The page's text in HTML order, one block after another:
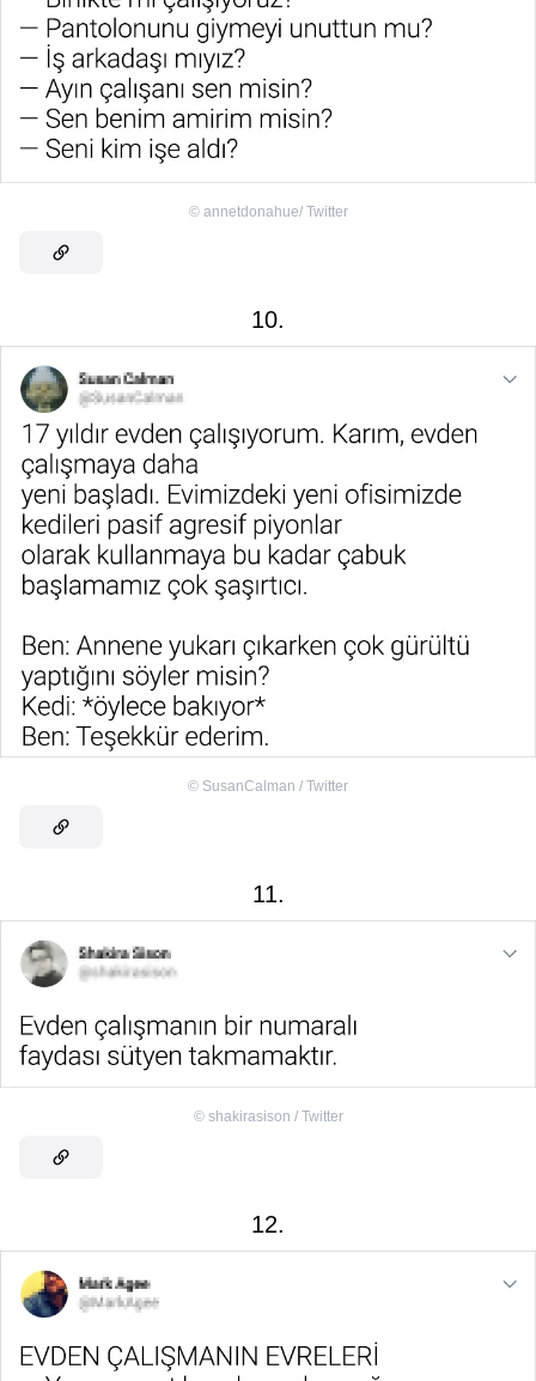
© annetdonahue/ Twitter
10.
© SusanCalman / Twitter
11.
© shakirasison / Twitter
12.